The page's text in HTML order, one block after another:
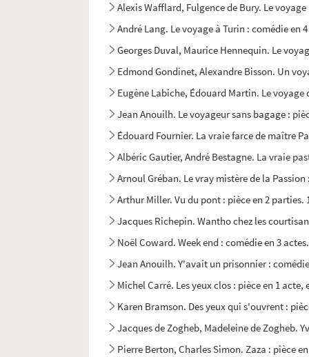
Alexis Wafflard, Fulgence de Bury. Le
André Lang. Le voyage à Turin : comédie en
Georges Duval, Maurice Hennequin. Le
Edmond Gondinet, Alexandre Bisson. Un
Eugène Labiche, Édouard Martin. Le
Jean Anouilh. Le voyageur sans bagage :
Édouard Fournier. La vraie farce de maître
Albéric Gautier, André Bestagne. La vraie
Arnoul Gréban. Le vray mistère de la
Arthur Miller. Vu du pont : pièce en 2 parties.
Jacques Richepin. Wantho chez les
Noël Coward. Week end : comédie en 3
Jean Anouilh. Y'avait un prisonnier :
Michel Carré. Les yeux clos : pièce en 1 acte,
Karen Bramson. Des yeux qui s'ouvrent :
Jacques de Zogheb, Madeleine de Zogheb.
Pierre Berton, Charles Simon. Zaza : pièce